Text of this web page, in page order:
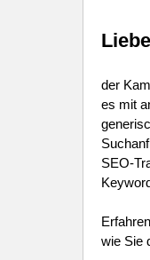
der
es mit
SEO-
wie Sie